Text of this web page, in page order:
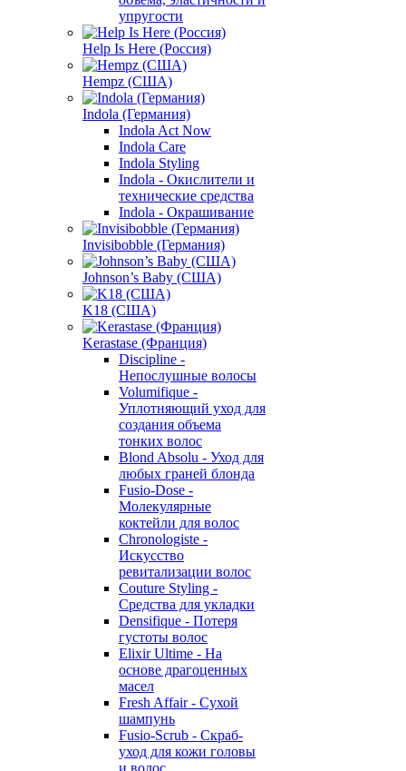
упругости
Help Is Here (Россия)
Hempz (США)
Indola (Германия)
Indola Act Now
Indola Care
Indola Styling
Indola - Окислители и
технические средства
Indola - Окрашивание
Invisibobble (Германия)
Johnson’s Baby (США)
K18 (США)
Kerastase (Франция)
Discipline -
Непослушные волосы
Volumifique -
Уплотняющий уход для
создания объема
тонких волос
Blond Absolu - Уход для
любых граней блонда
Fusio-Dose -
Молекулярные
коктейли для волос
Chronologiste -
Искусство
ревитализации волос
Couture Styling -
Средства для укладки
Densifique - Потеря
густоты волос
Elixir Ultime - На
основе драгоценных
масел
Fresh Affair - Сухой
шампунь
Fusio-Scrub - Скраб-
уход для кожи головы
и волос